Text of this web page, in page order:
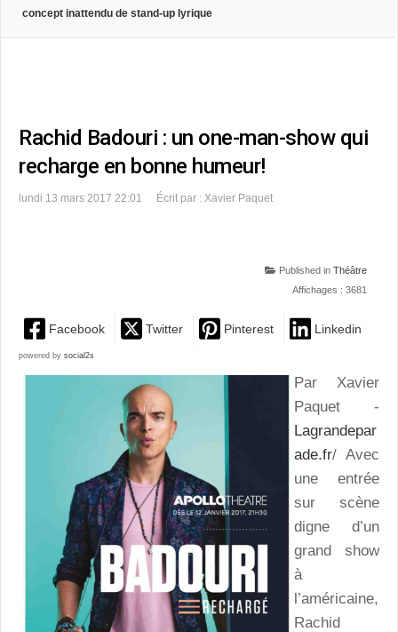
concept inattendu de stand-up lyrique
Rachid Badouri : un one-man-show qui
recharge en bonne humeur!
lundi 13 mars 2017 22:01 Écrit par : Xavier Paquet
Published in Théâtre
Affichages : 3681
Facebook Twitter Pinterest Linkedin
powered by social2s
Par Xavier
Paquet -
Lagrandepar
ade.fr/ Avec
une entrée
sur scène
digne d’un
grand show
à
l’américaine,
Rachid